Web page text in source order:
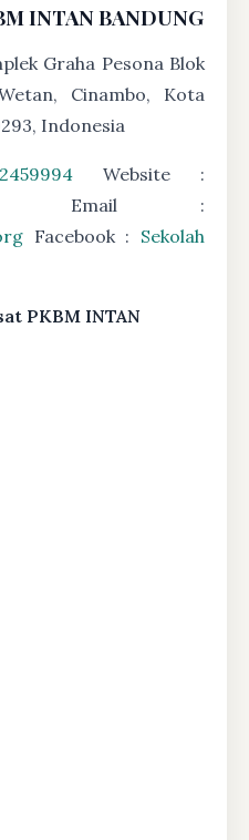
INTAN BANDUNG
Graha Pesona Blok
Cinambo, Kota
Indonesia
Website :
Email :
Facebook : Sekolah
PKBM INTAN